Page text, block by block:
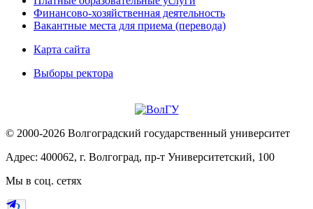
Финансово-хозяйственная деятельность
Вакантные места для приема (перевода)
Карта сайта
Выборы ректора
© 2000-2026 Волгоградский государственный университет
Адрес: 400062, г. Волгоград, пр-т Университетский, 100
Мы в соц. сетях